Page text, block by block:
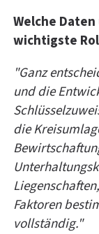
Welche
wichtigste
"Ganz
und die
die
Faktoren
vollständig."